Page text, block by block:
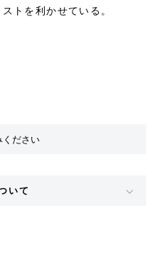
トを利かせている。
ださい
いて